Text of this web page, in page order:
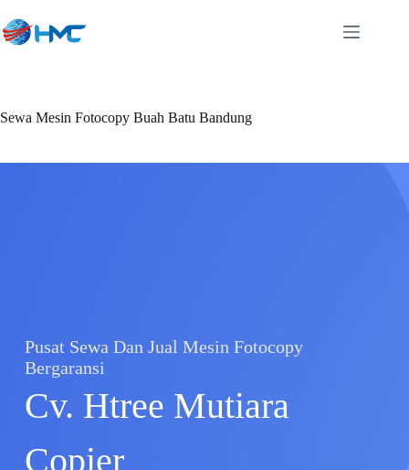
Sewa Mesin Fotocopy Buah Batu Bandung
Pusat Sewa Dan Jual Mesin Fotocopy
Bergaransi
Cv. Htree Mutiara
Copier